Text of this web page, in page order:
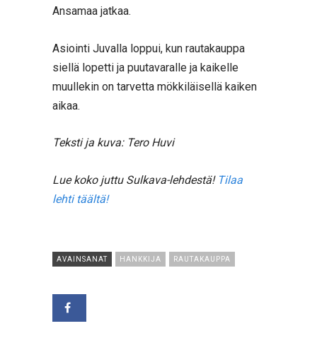
Ansamaa jatkaa.
Asiointi Juvalla loppui, kun rautakauppa
siellä lopetti ja puutavaralle ja kaikelle
muullekin on tarvetta mökkiläisellä kaiken
aikaa.
Teksti ja kuva: Tero Huvi
Lue koko juttu Sulkava-lehdestä! Tilaa
lehti täältä!
AVAINSANAT HANKKIJA RAUTAKAUPPA